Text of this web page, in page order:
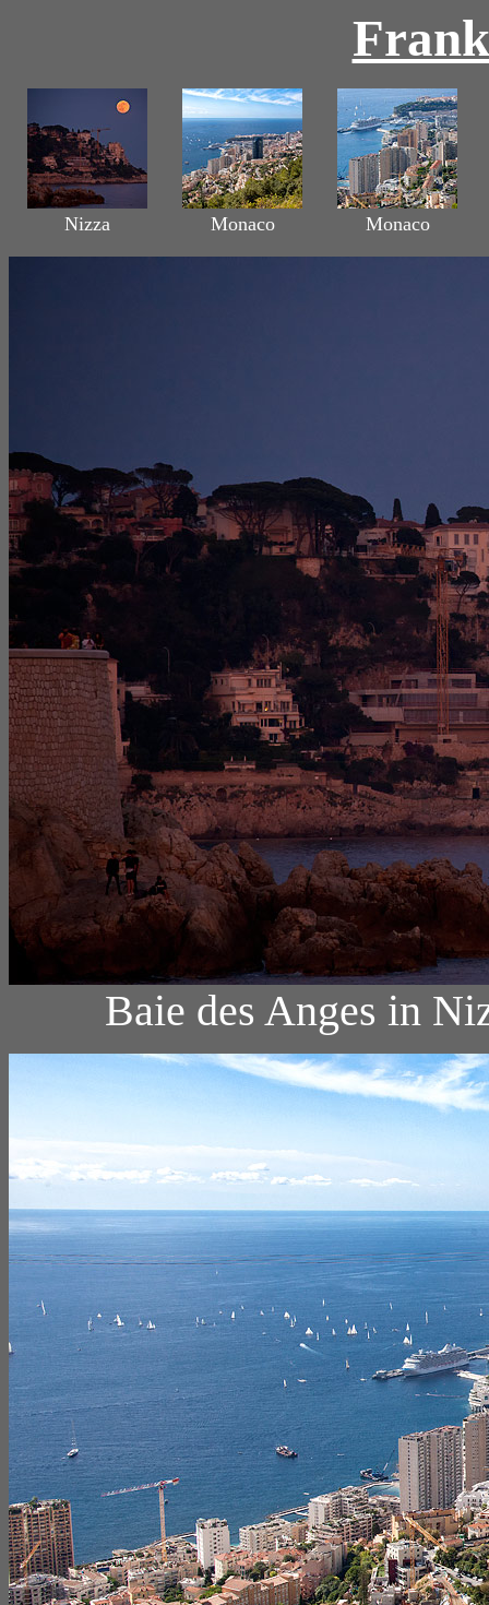
Nizza Monaco Monaco
Baie des Anges in